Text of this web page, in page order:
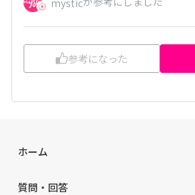
参考になった
ホーム
質問・回答